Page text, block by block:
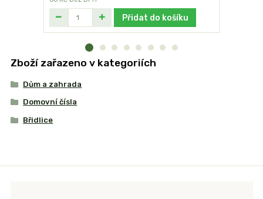
Přidat do košíku
Zboží zařazeno v kategoriích
Dům a zahrada
Domovní čísla
Břidlice